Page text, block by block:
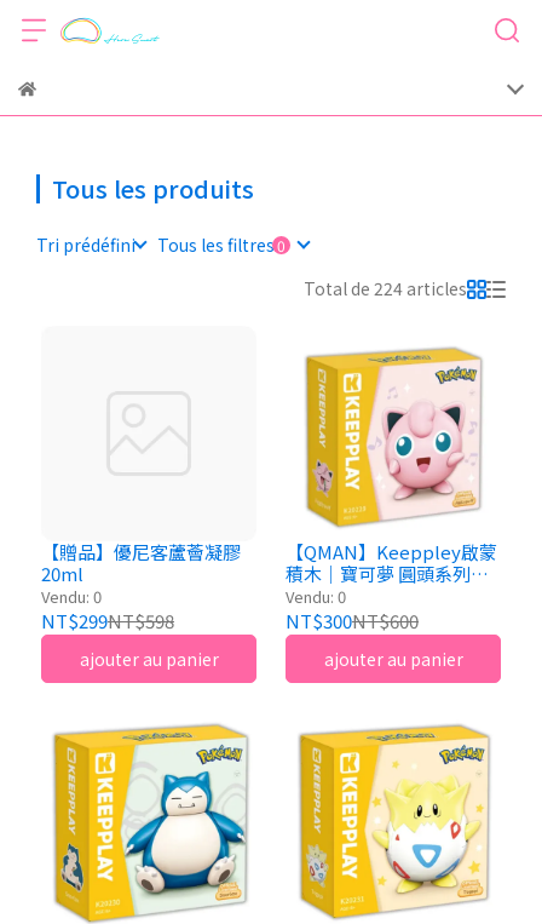
Tous les produits
Tri prédéfini
Tous les filtres
Total de 224 articles
【贈品】優尼客蘆薈凝膠
20ml
Vendu: 0
NT$299NT$598
ajouter au panier
【QMAN】Keeppley啟蒙
積木｜寶可夢 圓頭系列積
木 胖丁
Vendu: 0
NT$300NT$600
ajouter au panier